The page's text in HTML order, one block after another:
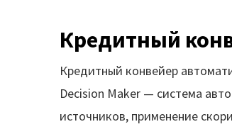
Loginom + AI
Кредитный
Кредитный конвейер
Decision Maker — система
источников, применение